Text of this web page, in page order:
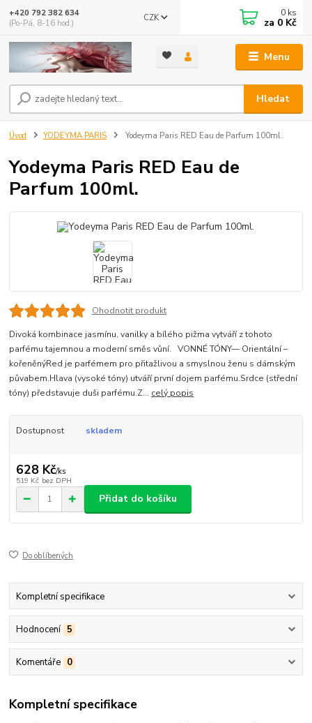
Menu
CZK
Hledat
+420 792 382 634
(Po-Pá, 8-16 hod.)
0 ks
za 0 Kč
Úvod YODEYMA PARIS Yodeyma Paris RED Eau de Parfum 100ml.
Yodeyma Paris RED Eau de
Parfum 100ml.
Ohodnotit produkt
Divoká kombinace jasmínu, vanilky a bílého pižma vytváří z tohoto
parfému tajemnou a moderní směs vůní. VONNÉ TÓNY— Orientální –
kořeněnýRed je parfémem pro přitažlivou a smyslnou ženu s dámským
půvabem.Hlava (vysoké tóny) utváří první dojem parfému.Srdce (střední
tóny) představuje duši parfému.Z... celý popis
Dostupnost skladem
628 Kč/ks
519 Kč bez DPH
Přidat do košíku
Do oblíbených
Kompletní specifikace
Hodnocení 5
Komentáře 0
Kompletní specifikace